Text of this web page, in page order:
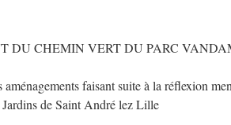
DU CHEMIN VERT DU PARC
faisant suite à la réflexion
Jardins de Saint André lez Lille